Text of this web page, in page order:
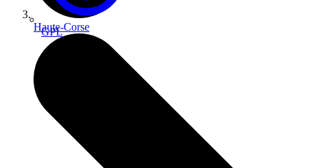
GPL
Haute-Corse